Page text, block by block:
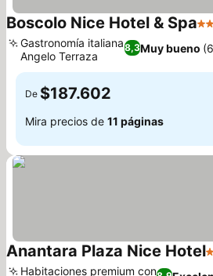
Boscolo Nice Hotel & Spa5
8,3Muy bueno
Gastronomía italiana
Angelo Terraza
De $187.602
Mira precios de 11 páginas
Anantara Plaza Nice Hotel
Habitaciones premium con